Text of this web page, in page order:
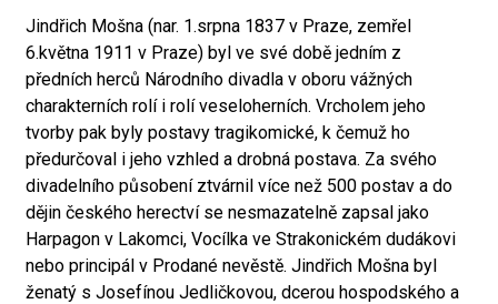
Jindřich Mošna (nar. 1.srpna 1837 v Praze, zemřel
6.května 1911 v Praze) byl ve své době jedním z
předních herců Národního divadla v oboru vážných
charakterních rolí i rolí veseloherních. Vrcholem jeho
tvorby pak byly postavy tragikomické, k čemuž ho
předurčoval i jeho vzhled a drobná postava. Za svého
divadelního působení ztvárnil více než 500 postav a do
dějin českého herectví se nesmazatelně zapsal jako
Harpagon v Lakomci, Vocílka ve Strakonickém dudákovi
nebo principál v Prodané nevěstě. Jindřich Mošna byl
ženatý s Josefínou Jedličkovou, dcerou hospodského a